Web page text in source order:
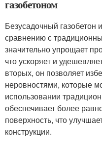
газобетоном
Безусадочный
сравнению с
значительно упрощает
что ускоряет и
вторых, он позволяет
неровностями, которые
использовании
обеспечивает более
поверхность, что
конструкции.